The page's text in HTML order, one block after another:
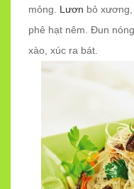
mỏng. Lươn bỏ
phê hạt nêm. Đun
xào, xúc ra bát.